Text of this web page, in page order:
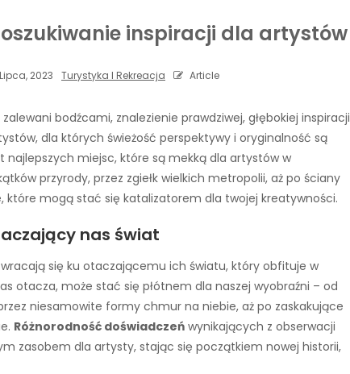
inspiracji dla artystów
Lipca, 2023 Turystyka I Rekreacja Article
bodźcami, znalezienie prawdziwej, głębokiej inspiracji
dla których świeżość perspektywy i oryginalność są
miejsc, które są mekką dla artystów w
przyrody, przez zgiełk wielkich metropolii, aż po ściany
które mogą stać się katalizatorem dla twojej kreatywności.
nas świat
się ku otaczającemu ich światu, który obfituje w
otacza, może stać się płótnem dla naszej wyobraźni – od
niesamowite formy chmur na niebie, aż po zaskakujące
Różnorodność doświadczeń wynikających z obserwacji
zasobem dla artysty, stając się początkiem nowej historii,